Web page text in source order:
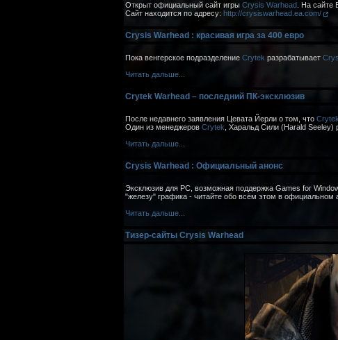
Открыт официальный сайт игры Crysis Warhead. На сайте
Сайт находится по адресу: http://crysiswarhead.ea.com/
Crysis Warhead : красивая игра за 400 евро
Пока венгерское подразделение Crytek разрабатывает
Читать дальше...
Crytek Warhead – последний ПК-эксклюзив
После недавнего заявления Цевата Йерли о том, что Crytek
Один из менеджеров Crytek , Харальд Сили (Harald
Читать дальше...
Crysis Warhead : Официальный анонс
Эксклюзив для PC, возможная поддержка Games for
"железу" графика - читайте обо всём этом в официальном
Читать дальше...
Тизер-сайты Crysis Warhead